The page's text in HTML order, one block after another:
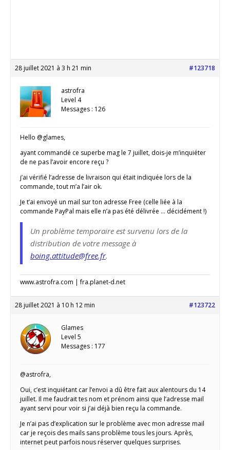
28 juillet 2021 à 3 h 21 min #123718
astrofra
Level 4
Messages : 126
Hello @glames,
ayant commandé ce superbe mag le 7 juillet, dois-je m’inquiéter
de ne pas l’avoir encore reçu ?
j’ai vérifié l’adresse de livraison qui était indiquée lors de la
commande, tout m’a l’air ok.
Je t’ai envoyé un mail sur ton adresse Free (celle liée à la
commande PayPal mais elle n’a pas été délivrée … décidément !)
Un problème temporaire est survenu lors de la
distribution de votre message à
boing.attitude@free.fr.
www.astrofra.com | fra.planet-d.net
28 juillet 2021 à 10 h 12 min #123722
Glames
Level 5
Messages : 177
@astrofra,
Oui, c’est inquiétant car l’envoi a dû être fait aux alentours du 14
juillet. Il me faudrait tes nom et prénom ainsi que l’adresse mail
ayant servi pour voir si j’ai déjà bien reçu la commande.
Je n’ai pas d’explication sur le problème avec mon adresse mail
car je reçois des mails sans problème tous les jours. Après,
internet peut parfois nous réserver quelques surprises.